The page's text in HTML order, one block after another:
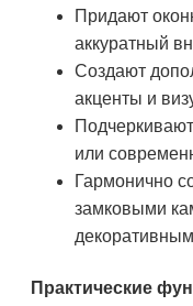
Придают
аккуратный
Создают
акценты и
или
Гармонично
замковыми
Практические